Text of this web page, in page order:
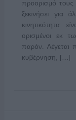
προορισμό τους
ξεκινήσει για
κινητικότητα
ορισμένοι εκ
παρόν. Λέγεται
κυβέρνηση, […]